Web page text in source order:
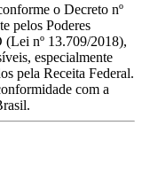
o Decreto nº
pelos Poderes
(Lei nº 13.709/2018),
especialmente
pela Receita Federal.
com a